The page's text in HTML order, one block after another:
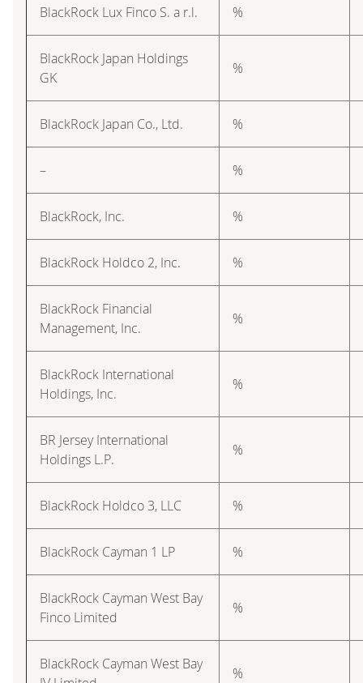
BlackRock Lux Finco S. a r.l. %
BlackRock Japan Holdings
GK
%
BlackRock Japan Co., Ltd. %
– %
BlackRock, Inc. %
BlackRock Holdco 2, Inc. %
BlackRock Financial
Management, Inc.
%
BlackRock International
Holdings, Inc.
%
BR Jersey International
Holdings L.P.
%
BlackRock Holdco 3, LLC %
BlackRock Cayman 1 LP %
BlackRock Cayman West Bay
Finco Limited
%
BlackRock Cayman West Bay
%